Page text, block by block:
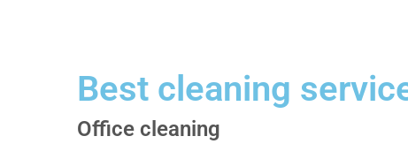
Best cleaning
Office cleaning